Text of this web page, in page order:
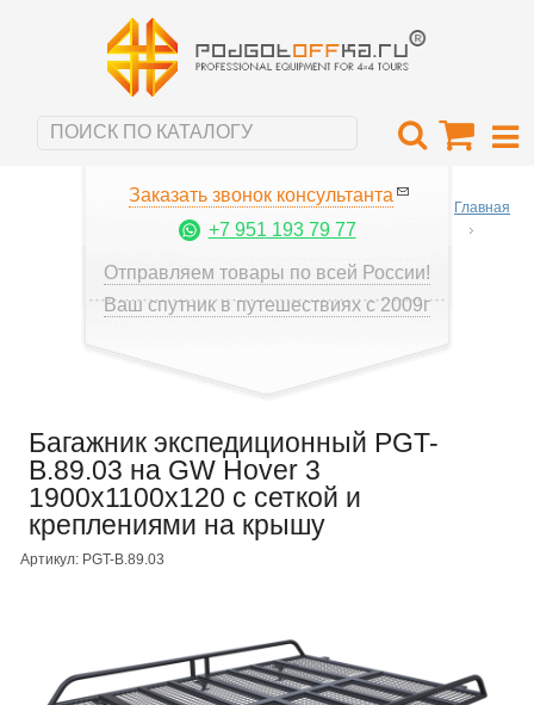
Заказать звонок консультанта
+7 951 193 79 77
Отправляем товары по всей России!
Ваш спутник в путешествиях с 2009г
Главная
Багажник экспедиционный PGT-
B.89.03 на GW Hover 3
1900х1100х120 с сеткой и
креплениями на крышу
Артикул: PGT-B.89.03